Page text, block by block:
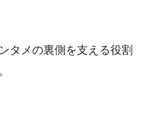
タメの裏側を支える役割